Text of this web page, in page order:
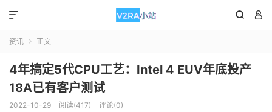
 

资讯  正文
4年搞定5代CPU工艺：Intel 4 EUV年底投产
18A已有客户测试
2022-10-29 阅读(417) 评论(0)